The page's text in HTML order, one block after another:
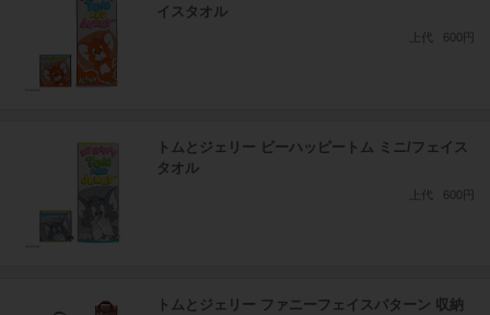
イスタオル
上代 600円
トムとジェリー ビーハッピートム ミニ/フェイス
タオル
上代 600円
トムとジェリー ファニーフェイスパターン 収納